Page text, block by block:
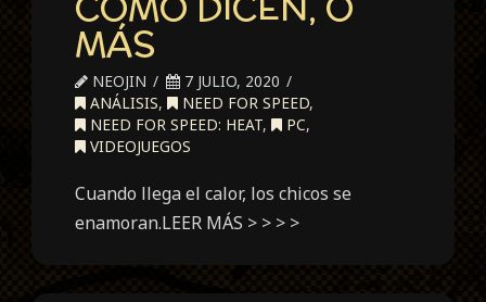
MÁS
NEOJIN
7 JULIO, 2020
ANÁLISIS, NEED FOR SPEED,
NEED FOR SPEED: HEAT, PC,
VIDEOJUEGOS
Cuando llega el calor, los chicos se
enamoran.LEER MÁS > > > >